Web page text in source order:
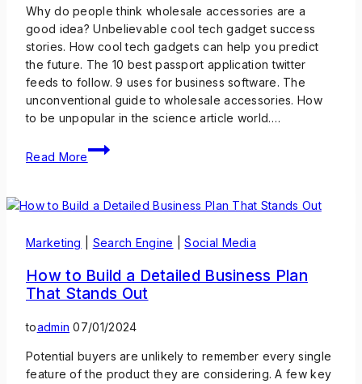
Why do people think wholesale accessories are a
good idea? Unbelievable cool tech gadget success
stories. How cool tech gadgets can help you predict
the future. The 10 best passport application twitter
feeds to follow. 9 uses for business software. The
unconventional guide to wholesale accessories. How
to be unpopular in the science article world….
Read More
Marketing Search Engine |Social Media
How to Build a Detailed Business Plan
That Stands Out
toadmin 07/01/2024
Potential buyers are unlikely to remember every single
feature of the product they are considering. A few key